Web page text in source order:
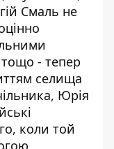
Смаль не
- тепер
селища
Юрія
коли той